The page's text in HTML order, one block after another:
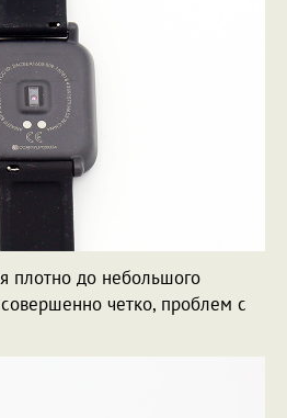
плотно до небольшого
четко, проблем с